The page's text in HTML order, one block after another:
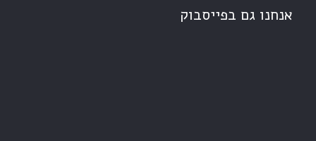
אנחנו גם בפייסבוק